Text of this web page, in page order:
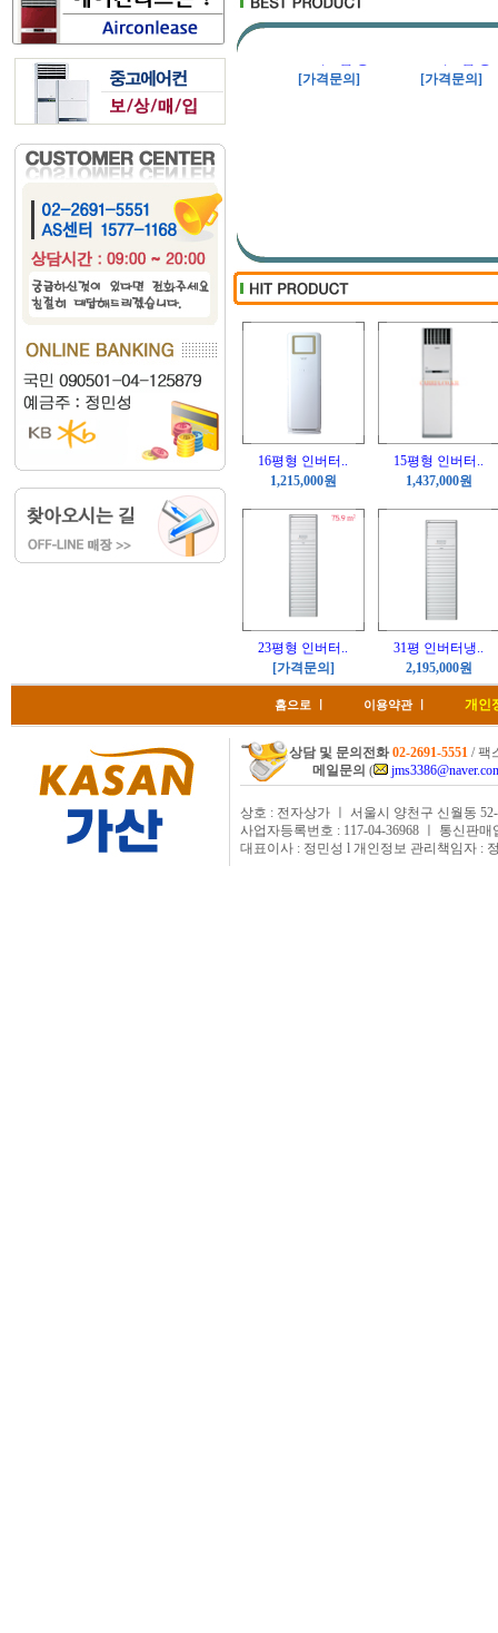
16평형 인버터..
1,215,000원
15평형 인버터..
1,437,000원
23평형 인버터..
[가격문의]
31평 인버터냉..
2,195,000원
홈으로 이용약관 개인
상담 및 문의전화02-2691-5551/ 팩
메일문의 (
상호 : 전자상가 ㅣ 서울시 양천구 신월동
사업자등록번호 : 117-04-36968 ㅣ 통신판매
대표이사 : 정민성 l 개인정보 관리책임자 :